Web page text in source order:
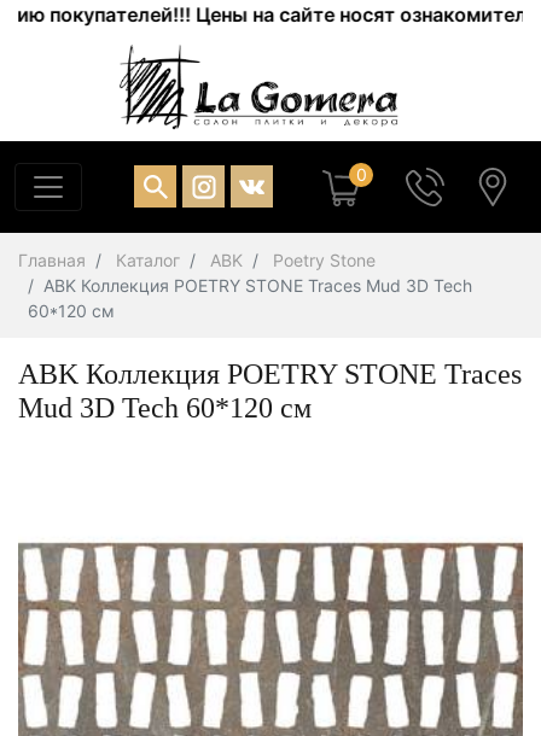
покупателей!!! Цены на сайте носят
0
Главная Каталог ABK
Poetry Stone
ABK Коллекция POETRY STONE Traces Mud 3D Tech
60*120 см
ABK Коллекция POETRY STONE Traces
Mud 3D Tech 60*120 см